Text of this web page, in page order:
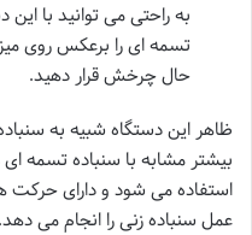
به راحتی می توانید با
تسمه ای را برعکس روی
حال چرخش قرار دهید.
ظاهر این دستگاه شبیه به
بیشتر مشابه با سنباده تسمه
استفاده می شود و دارای حرکت
عمل سنباده زنی را انجام می